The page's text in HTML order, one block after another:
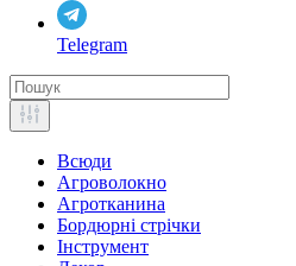
Telegram
Всюди
Агроволокно
Агротканина
Бордюрні стрічки
Інструмент